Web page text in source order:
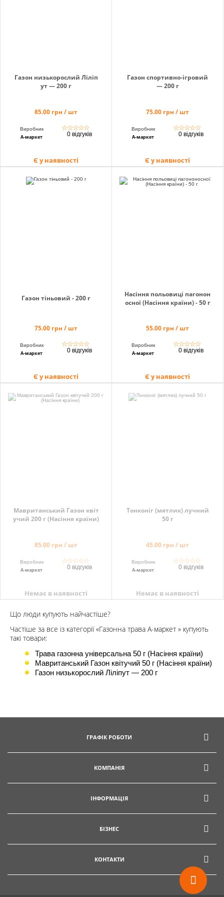
Газон низькорослий Ліліп
ут — 200 г
85.00 грн / шт
Виробник
А-маркет
☆☆☆☆☆
0 відгуків
Є у наявності
Газон спортивно-ігровий
— 200 г
75.00 грн / шт
Виробник
А-маркет
☆☆☆☆☆
0 відгуків
Є у наявності
Газон тіньовий - 200 г
75.00 грн / шт
Виробник
А-маркет
☆☆☆☆☆
0 відгуків
Є у наявності
Насіння польовиці пагонон
осної (Насіння країни) - 50 г
55.00 грн / шт
Виробник
А-маркет
☆☆☆☆☆
0 відгуків
Є у наявності
Мавританський Газон квіт
учий 200 г (Насіння країни)
85.00 грн / шт
Виробник
А-маркет
☆☆☆☆☆
0 відгуків
Немає в наявності
Тонконіг (мятлик) лучний
50 г
45.00 грн / шт
Виробник
А-маркет
☆☆☆☆☆
0 відгуків
Немає в наявності
Що люди купують найчастіше?
Частіше за все із категорії «Газонна трава А-маркет » купують
такі товари:
Трава газонна універсальна 50 г (Насіння країни)
Мавританський Газон квітучий 50 г (Насіння країни)
Газон низькорослий Ліліпут — 200 г
ГРАФІК РОБОТИ
КОМПАНІЯ
ІНФОРМАЦІЯ
БІЗНЕС
КОНТАКТИ